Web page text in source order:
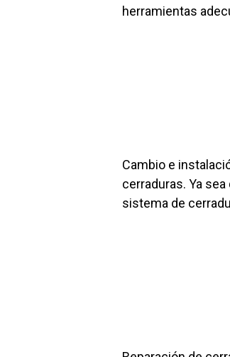
herramientas
Cambio e
cerraduras. Ya
sistema de